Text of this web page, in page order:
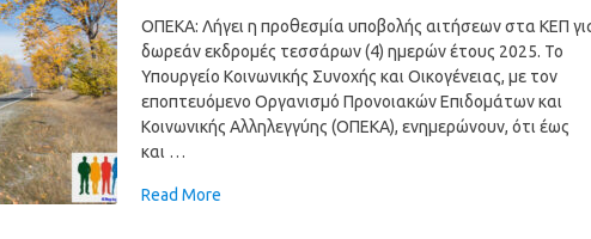
ΟΠΕΚΑ: Λήγει η προθεσμία υποβολής αιτήσεων στα ΚΕΠ
δωρεάν εκδρομές τεσσάρων (4) ημερών έτους 2025. Το
Υπουργείο Κοινωνικής Συνοχής και Οικογένειας, με τον
εποπτευόμενο Οργανισμό Προνοιακών Επιδομάτων και
Κοινωνικής Αλληλεγγύης (ΟΠΕΚΑ), ενημερώνουν, ότι έως
και …
Read More